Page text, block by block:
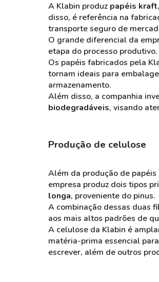
A Klabin produz papéis kraft
disso, é referência na
transporte seguro de
O grande diferencial da
etapa do processo produtivo.
Os papéis fabricados pela
tornam ideais para
armazenamento.
Além disso, a companhia
biodegradáveis, visando
Produção de celulose
Além da produção de
empresa produz dois tipos
longa, proveniente do pinus.
A combinação dessas duas
aos mais altos padrões de
A celulose da Klabin é
matéria-prima essencial
escrever, além de outros